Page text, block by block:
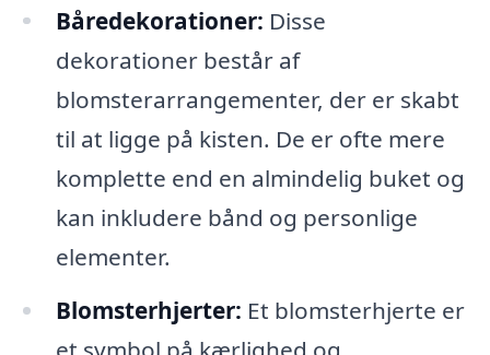
Båredekorationer: Disse
dekorationer består af
blomsterarrangementer, der er skabt
til at ligge på kisten. De er ofte mere
komplette end en almindelig buket og
kan inkludere bånd og personlige
elementer.
Blomsterhjerter: Et blomsterhjerte er